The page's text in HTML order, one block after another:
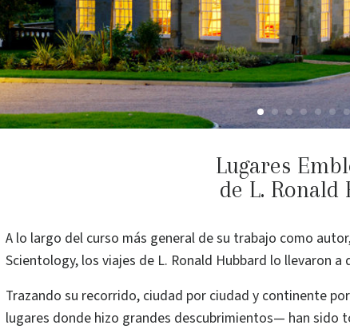
Lugares
de L. Ronald
A lo largo del curso más general de su trabajo como
Scientology, los viajes de L. Ronald Hubbard lo llevaron
Trazando su recorrido, ciudad por ciudad y continente
lugares donde hizo grandes descubrimientos— han sido